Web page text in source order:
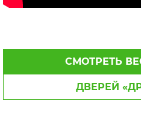
СМОТРЕТЬ
ДВЕРЕЙ